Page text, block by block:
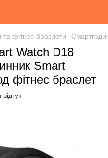
фітнес-браслети
Watch D18
Smart
фітнес браслет